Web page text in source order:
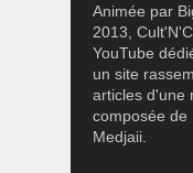
Animée par
2013,
YouTube
un site
articles d'une
composée de
Medjaii.